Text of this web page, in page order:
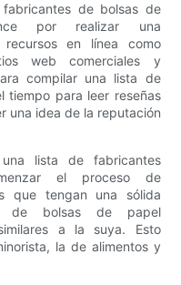
de bolsas de
por realizar una
recursos en línea como
web comerciales y
compilar una lista de
tiempo para leer reseñas
una idea de la reputación
lista de fabricantes
el proceso de
que tengan una sólida
de bolsas de papel
a la suya. Esto
la de alimentos y